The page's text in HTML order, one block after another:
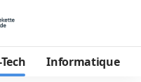
Informatique